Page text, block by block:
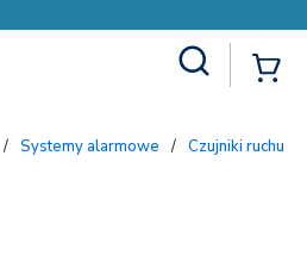
/ Systemy alarmowe / Czujniki ruchu